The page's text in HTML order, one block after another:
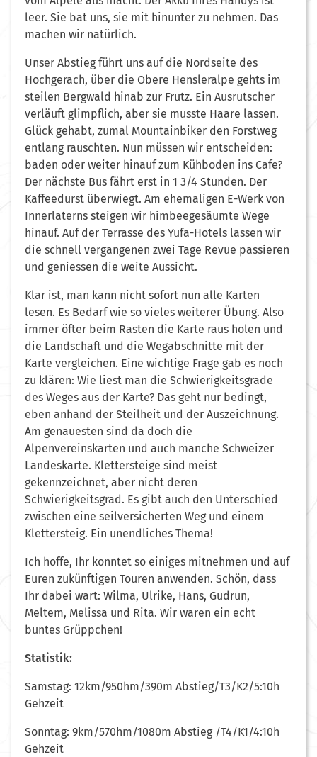
leer. Sie bat uns, sie mit hinunter zu nehmen. Das
machen wir natürlich.
Unser Abstieg führt uns auf die Nordseite des
Hochgerach, über die Obere Hensleralpe gehts im
steilen Bergwald hinab zur Frutz. Ein Ausrutscher
verläuft glimpflich, aber sie musste Haare lassen.
Glück gehabt, zumal Mountainbiker den Forstweg
entlang rauschten. Nun müssen wir entscheiden:
baden oder weiter hinauf zum Kühboden ins Cafe?
Der nächste Bus fährt erst in 1 3/4 Stunden. Der
Kaffeedurst überwiegt. Am ehemaligen E-Werk von
Innerlaterns steigen wir himbeegesäumte Wege
hinauf. Auf der Terrasse des Yufa-Hotels lassen wir
die schnell vergangenen zwei Tage Revue passieren
und geniessen die weite Aussicht.
Klar ist, man kann nicht sofort nun alle Karten
lesen. Es Bedarf wie so vieles weiterer Übung. Also
immer öfter beim Rasten die Karte raus holen und
die Landschaft und die Wegabschnitte mit der
Karte vergleichen. Eine wichtige Frage gab es noch
zu klären: Wie liest man die Schwierigkeitsgrade
des Weges aus der Karte? Das geht nur bedingt,
eben anhand der Steilheit und der Auszeichnung.
Am genauesten sind da doch die
Alpenvereinskarten und auch manche Schweizer
Landeskarte. Klettersteige sind meist
gekennzeichnet, aber nicht deren
Schwierigkeitsgrad. Es gibt auch den Unterschied
zwischen eine seilversicherten Weg und einem
Klettersteig. Ein unendliches Thema!
Ich hoffe, Ihr konntet so einiges mitnehmen und auf
Euren zukünftigen Touren anwenden. Schön, dass
Ihr dabei wart: Wilma, Ulrike, Hans, Gudrun,
Meltem, Melissa und Rita. Wir waren ein echt
buntes Grüppchen!
Statistik:
Samstag: 12km/950hm/390m Abstieg/T3/K2/5:10h
Gehzeit
Sonntag: 9km/570hm/1080m Abstieg /T4/K1/4:10h
Gehzeit